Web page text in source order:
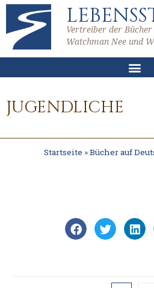
Vertreiber der
Watchman Nee und
JUGENDLICHE
Startseite »Bücher auf